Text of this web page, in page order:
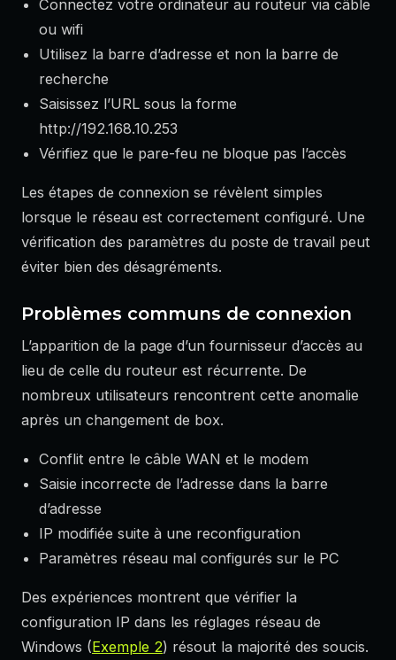
Connectez votre ordinateur au routeur via câble
ou wifi
Utilisez la barre d’adresse et non la barre de
recherche
Saisissez l’URL sous la forme
http://192.168.10.253
Vérifiez que le pare-feu ne bloque pas l’accès
Les étapes de connexion se révèlent simples
lorsque le réseau est correctement configuré. Une
vérification des paramètres du poste de travail peut
éviter bien des désagréments.
Problèmes communs de connexion
L’apparition de la page d’un fournisseur d’accès au
lieu de celle du routeur est récurrente. De
nombreux utilisateurs rencontrent cette anomalie
après un changement de box.
Conflit entre le câble WAN et le modem
Saisie incorrecte de l’adresse dans la barre
d’adresse
IP modifiée suite à une reconfiguration
Paramètres réseau mal configurés sur le PC
Des expériences montrent que vérifier la
configuration IP dans les réglages réseau de
Windows (Exemple 2) résout la majorité des soucis.